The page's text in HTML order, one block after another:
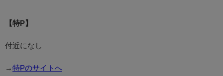
【特P】
付近になし
→ 特Pのサイトへ